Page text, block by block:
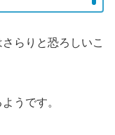
らりと恐ろしいこ
うです。